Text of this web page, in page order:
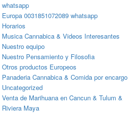
whatsapp
Europa 0031851072089 whatsapp
Horarios
Musica Cannabica & Videos Interesantes
Nuestro equipo
Nuestro Pensamiento y Filosofia
Otros productos Europeos
Panaderia Cannabica & Comida por encargo
Uncategorized
Venta de Marihuana en Cancun & Tulum &
Riviera Maya